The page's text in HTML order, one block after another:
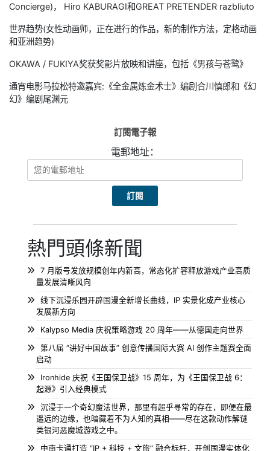
Concierge)， Hiro KABURAGI和GREAT PRETENDER razbliuto
世界趋势(女性动画师，正在进行的作品，新的制作方法，定格动画
和亚洲趋势)
OKAWA / FUKIYA奖获奖影片放映和讲座，包括《男孩与苍鹭》
通宵电影马拉松特邀嘉宾:《全金属炼金术士》编剧合川慎郎和《幻
幻》编剧尾渊元
訂閱電子報
電郵地址：
熱門頭條新聞
7 月版号发放规模创年内新高，常态化扩容释放游戏产业高质
量发展清晰风向
线下沉浸乐园开辟国漫全新增长曲线，IP 实景化成产业核心
发展新方向
Kalypso Media 庆祝策略游戏 20 周年——从德国走向世界
第八届 “讲好中国故事” 创意传播国际大赛 AI 创作主题赛全面
启动
Ironhide 庆祝《王国保卫战》15 周年，为《王国保卫战 6：
起源》引入经典模式
沉浸于一个奇幻魔法世界，那里有超乎寻常的存在，即便在最
遥远的边缘，也暗藏着不为人知的真相——尽在这款动作解谜
类银河恶魔城游戏之中。
中南卡通打造 “IP + 科技 + 文旅” 融合标杆，开创国漫实体化